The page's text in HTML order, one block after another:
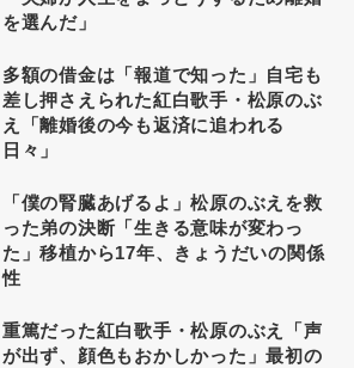
を選んだ」
多額の借金は「報道で知った」自宅も
差し押さえられた紅白歌手・松原のぶ
え「離婚後の今も返済に追われる
日々」
「僕の腎臓あげるよ」松原のぶえを救
った弟の決断「生きる意味が変わっ
た」移植から17年、きょうだいの関係
性
重篤だった紅白歌手・松原のぶえ「声
が出ず、顔色もおかしかった」最初の